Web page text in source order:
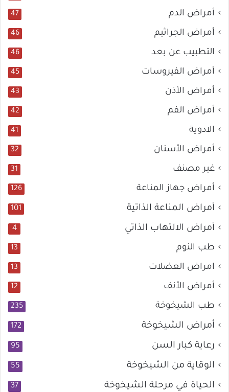
أمراض الدم 47
أمراض الجراثيم 46
التطبيب عن بعد 46
أمراض الفيروسات 45
أمراض الأذن 43
أمراض الفم 42
الادوية 41
أمراض الأسنان 32
غير مصنف 31
أمراض جهاز المناعة 126
أمراض المناعة الذاتية 101
أمراض الالتهاب الذاتي 4
طب النوم 13
امراض العضلات 13
أمراض الأنف 12
طب الشيخوخة 235
أمراض الشيخوخة 172
رعاية كبار السن 95
الوقاية من الشيخوخة 55
الحياة في مرحلة الشيخوخة 37